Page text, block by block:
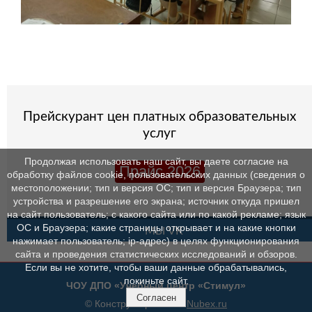
Прейскурант цен платных образовательных
услуг
Прайс 2026
МЫ VK
ЧОУ ДПО «Учебный центр «Стимул»
© Конструктор сайтовNubex.ru
Продолжая использовать наш сайт, вы даете согласие на
обработку файлов cookie, пользовательских данных (сведения о
местоположении; тип и версия ОС; тип и версия Браузера; тип
устройства и разрешение его экрана; источник откуда пришел
на сайт пользователь; с какого сайта или по какой рекламе; язык
ОС и Браузера; какие страницы открывает и на какие кнопки
нажимает пользователь; ip-адрес) в целях функционирования
сайта и проведения статистических исследований и обзоров.
Если вы не хотите, чтобы ваши данные обрабатывались,
покиньте сайт.
Согласен